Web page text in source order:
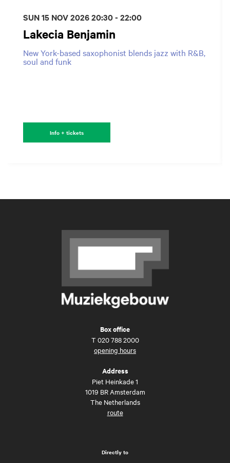
Lakecia Benjamin
New York-based saxophonist blends jazz with R&B,
soul and funk
SUN 15 NOV 202620:30 - 22:00
Info + tickets
Box office
T 020 788 2000
opening hours
Address
Piet Heinkade 1
1019 BR Amsterdam
The Netherlands
route
Directly to